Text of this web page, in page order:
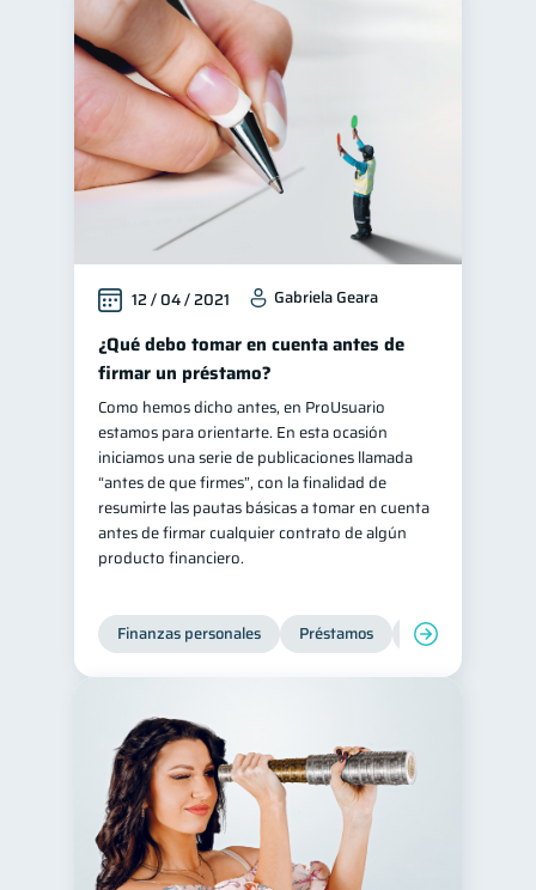
12 / 04 / 2021 Gabriela Geara
¿Qué debo tomar en cuenta antes de
firmar un préstamo?
Como hemos dicho antes, en ProUsuario
estamos para orientarte. En esta ocasión
iniciamos una serie de publicaciones llamada
“antes de que firmes”, con la finalidad de
resumirte las pautas básicas a tomar en cuenta
antes de firmar cualquier contrato de algún
producto financiero.
Finanzas personales Préstamos Entidad